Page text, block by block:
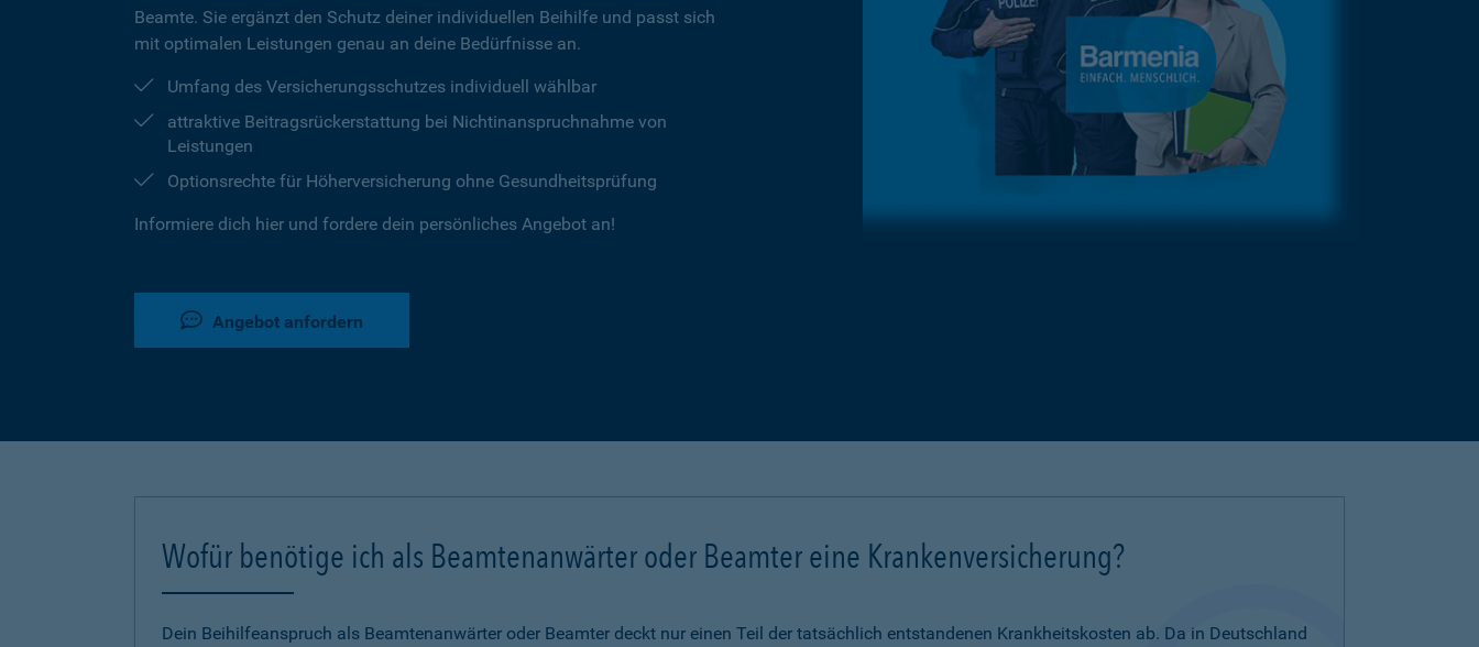
Beamte. Sie ergänzt den Schutz deiner individuellen Beihilfe und passt sich
mit optimalen Leistungen genau an deine Bedürfnisse an.
Umfang des Versicherungsschutzes individuell wählbar
attraktive Beitragsrückerstattung bei Nichtinanspruchnahme von
Leistungen
Optionsrechte für Höherversicherung ohne Gesundheitsprüfung
Informiere dich hier und fordere dein persönliches Angebot an!
Angebot anfordern
Wofür benötige ich als Beamtenanwärter oder Beamter eine Krankenversicherung?
Dein Beihilfeanspruch als Beamtenanwärter oder Beamter deckt nur einen Teil der tatsächlich entstandenen Krankheitskosten ab. Da in Deutschland